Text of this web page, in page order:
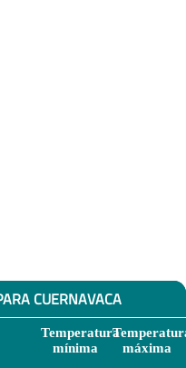
CUERNAVACA
Temperatura
mínima
máxima